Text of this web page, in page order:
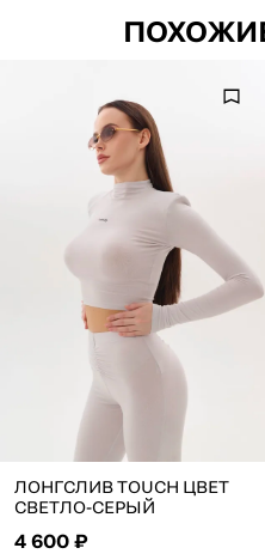
ЛОНГСЛИВ TOUCH ЦВЕТ
СВЕТЛО-СЕРЫЙ
4 600 ₽